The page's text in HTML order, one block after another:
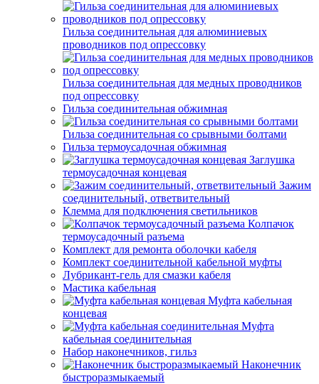
Гильза соединительная для алюминиевых
проводников под опрессовку
Гильза соединительная для медных проводников
под опрессовку
Гильза соединительная обжимная
Гильза соединительная со срывными болтами
Гильза термоусадочная обжимная
Заглушка
термоусадочная концевая
Зажим
соединительный, ответвительный
Клемма для подключения светильников
Колпачок
термоусадочный разъема
Комплект для ремонта оболочки кабеля
Комплект соединительной кабельной муфты
Лубрикант-гель для смазки кабеля
Мастика кабельная
Муфта кабельная
концевая
Муфта
кабельная соединительная
Набор наконечников, гильз
Наконечник
быстроразмыкаемый